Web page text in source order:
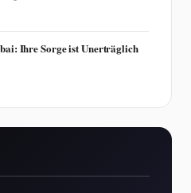
Ihre Sorge ist Unerträglich